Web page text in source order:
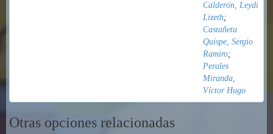
Calderón, Leydi
Lizeth;
Castañeta
Quispe, Sergio
Ramiro;
Perales
Miranda,
Víctor Hugo
Otras opciones relacionadas